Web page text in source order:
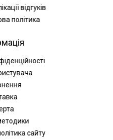
відгуків
політика
сайту